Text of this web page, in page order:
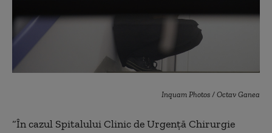
Inquam Photos / Octav Ganea
“În cazul Spitalului Clinic de Urgenţă Chirurgie